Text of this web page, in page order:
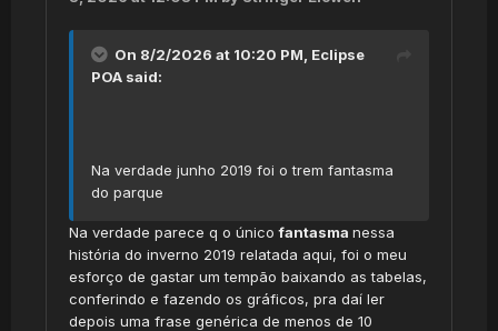
On 8/2/2026 at 10:20 PM, Eclipse
POA said:
Na verdade junho 2019 foi o trem fantasma
do parque
Na verdade parece q o únicofantasma nessa
história do inverno 2019 relatada aqui, foi o meu
esforço de gastar um tempão baixando as tabelas,
conferindo e fazendo os gráficos, pra daí ler
depois uma frase genérica de menos de 10